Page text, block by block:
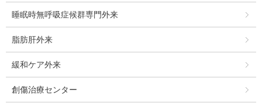
睡眠時無呼吸症候群専門外来
脂肪肝外来
緩和ケア外来
創傷治療センター